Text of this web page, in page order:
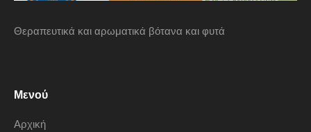
Θεραπευτικά και αρωματικά βότανα και φυτά
Μενού
Αρχική